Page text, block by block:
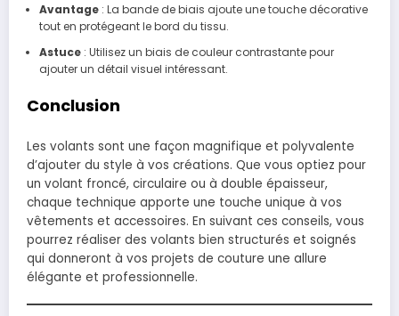
Avantage: La bande de biais ajoute une touche décorative
tout en protégeant le bord du tissu.
Astuce: Utilisez un biais de couleur contrastante pour
ajouter un détail visuel intéressant.
Conclusion
Les volants sont une façon magnifique et polyvalente
d’ajouter du style à vos créations. Que vous optiez pour
un volant froncé, circulaire ou à double épaisseur,
chaque technique apporte une touche unique à vos
vêtements et accessoires. En suivant ces conseils, vous
pourrez réaliser des volants bien structurés et soignés
qui donneront à vos projets de couture une allure
élégante et professionnelle.